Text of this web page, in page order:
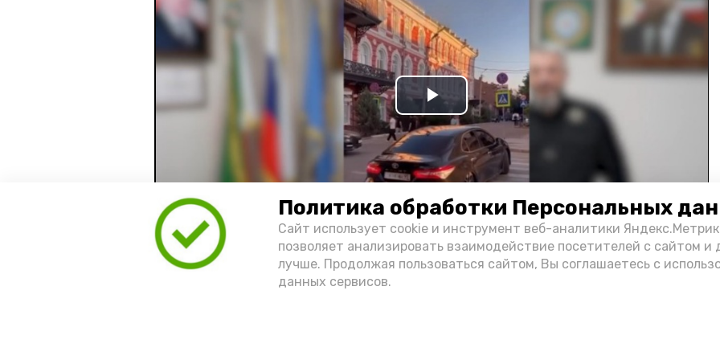
Политика обработки Персональных
Сайт использует cookie и инструмент веб-аналитики
позволяет анализировать взаимодействие посетителей с сайтом и
лучше. Продолжая пользоваться сайтом, Вы соглашаетесь с
данных сервисов.
Play
Video
Видео: управление пресс-службы и информации администрации губернатора АО